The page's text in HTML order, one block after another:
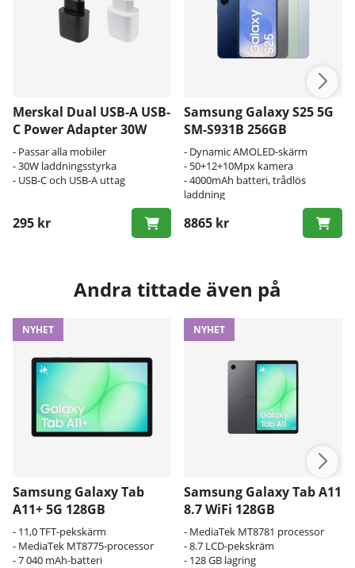
Merskal Dual USB-A USB-
C Power Adapter 30W
- Passar alla mobiler
- 30W laddningsstyrka
- USB-C och USB-A uttag
295 kr
Samsung Galaxy S25 5G
SM-S931B 256GB
- Dynamic AMOLED-skärm
- 50+12+10Mpx kamera
- 4000mAh batteri, trådlös
laddning
8865 kr
Andra tittade även på
NYHET
Samsung Galaxy Tab
A11+ 5G 128GB
- 11,0 TFT-pekskärm
- MediaTek MT8775-processor
- 7 040 mAh-batteri
NYHET
Samsung Galaxy Tab A11
8.7 WiFi 128GB
- MediaTek MT8781 processor
- 8.7 LCD-pekskräm
- 128 GB lagring